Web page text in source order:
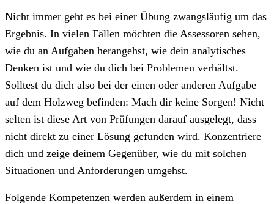
Nicht immer geht es bei einer Übung zwangsläufig um das
Ergebnis. In vielen Fällen möchten die Assessoren sehen,
wie du an Aufgaben herangehst, wie dein analytisches
Denken ist und wie du dich bei Problemen verhältst.
Solltest du dich also bei der einen oder anderen Aufgabe
auf dem Holzweg befinden: Mach dir keine Sorgen! Nicht
selten ist diese Art von Prüfungen darauf ausgelegt, dass
nicht direkt zu einer Lösung gefunden wird. Konzentriere
dich und zeige deinem Gegenüber, wie du mit solchen
Situationen und Anforderungen umgehst.
Folgende Kompetenzen werden außerdem in einem